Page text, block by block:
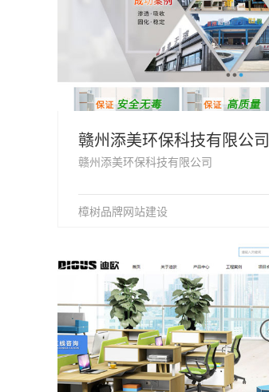
赣州添美环保科技有限公司
赣州添美环保科技有限公司
樟树品牌网站建设